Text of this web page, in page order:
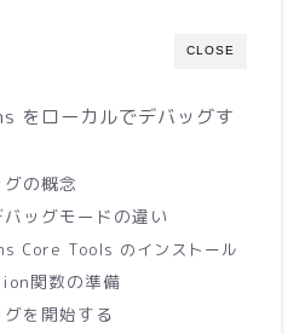
CLOSE
をローカルでデバッグす
の概念
ッグモードの違い
Core Tools のインストール
関数の準備
を開始する